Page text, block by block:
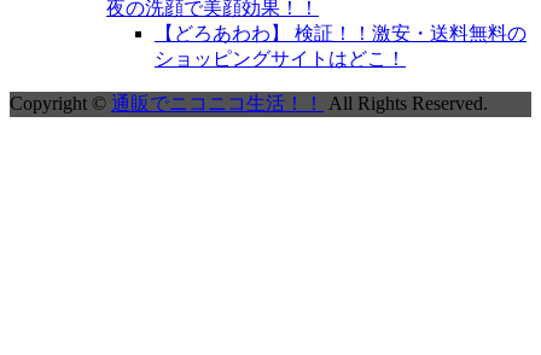
夜の洗顔で美顔効果！！
【どろあわわ】 検証！！激安・送料無料の
ショッピングサイトはどこ！
Copyright © 通販でニコニコ生活！！ All Rights Reserved.